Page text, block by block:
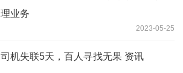
理业务
2023-05-25
司机失联5天，百人寻找无果 资讯